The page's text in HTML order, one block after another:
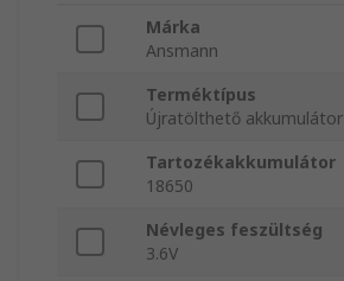
Márka
Ansmann
Terméktípus
Újratölthető akkumulátor
Tartozékakkumulátor
18650
Névleges feszültség
3.6V